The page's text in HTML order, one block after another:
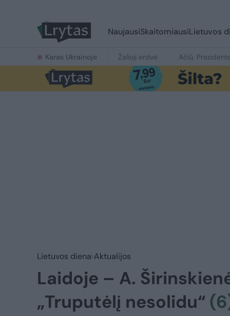
NaujausiSkaitomiausiLietuvos
Karas Ukrainoje Žalioji erdvė Ačiū,
Lietuvos diena Aktualijos
Laidoje – A.
„Truputėlį nesolidu“